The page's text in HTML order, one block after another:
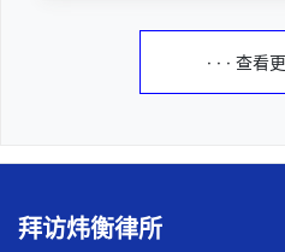
· · · 查看
拜访炜衡律所